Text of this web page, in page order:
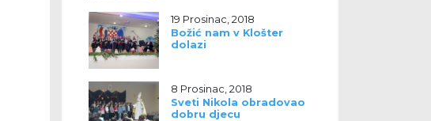
19 Prosinac, 2018
Božić nam v Klošter
dolazi
8 Prosinac, 2018
Sveti Nikola obradovao
dobru djecu